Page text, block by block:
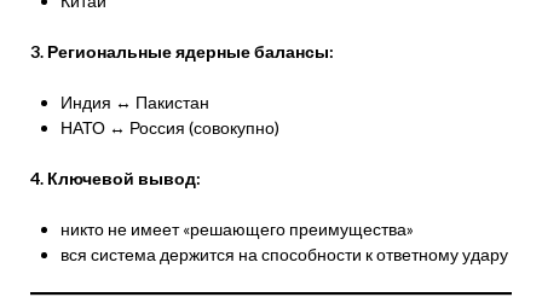
3. Региональные ядерные балансы:
Индия ↔ Пакистан
НАТО ↔ Россия (совокупно)
4. Ключевой вывод:
никто не имеет «решающего преимущества»
вся система держится на способности к ответному удару